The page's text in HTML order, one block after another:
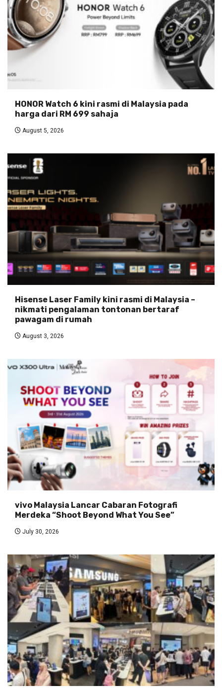
HONOR Watch 6 kini rasmi di Malaysia pada
harga dari RM 699 sahaja
August 5, 2026
Hisense Laser Family kini rasmi di Malaysia –
nikmati pengalaman tontonan bertaraf
pawagam di rumah
August 3, 2026
vivo Malaysia Lancar Cabaran Fotografi
Merdeka “Shoot Beyond What You See”
July 30, 2026